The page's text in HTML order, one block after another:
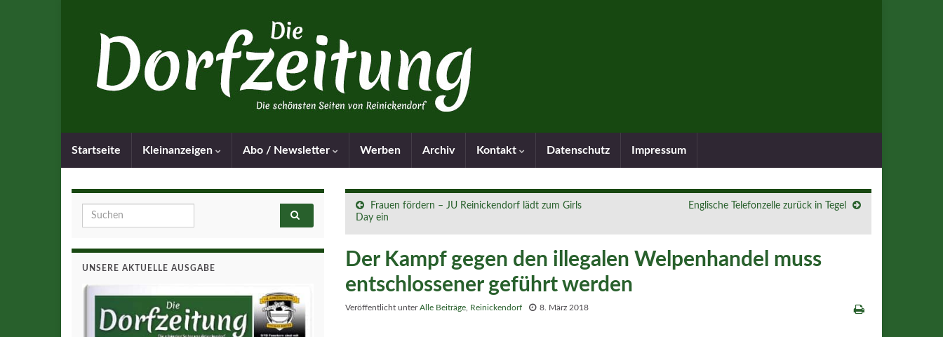
Startseite Kleinanzeigen Abo / Newsletter Werben Archiv Kontakt Datenschutz Impressum
Frauen fördern – JU Reinickendorf lädt zum Girls
Day ein
Englische Telefonzelle zurück in Tegel
Der Kampf gegen den illegalen Welpenhandel muss
entschlossener geführt werden
Veröffentlicht unterAlle Beiträge Reinickendorf 8. März 2018
Search for:
UNSERE AKTUELLE AUSGABE